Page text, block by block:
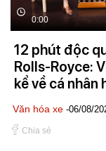
0:00
12 phút độc
Rolls-Royce:
kể về cá nhân
Văn hóa xe -06/08/
Chia sẻ